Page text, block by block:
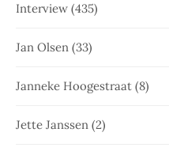
Interview (435)
Jan Olsen (33)
Janneke Hoogestraat (8)
Jette Janssen (2)